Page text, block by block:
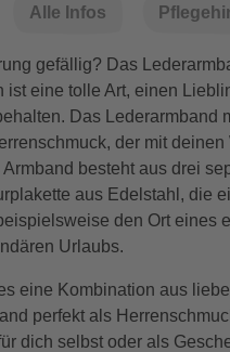
Alle Infos
gefällig? Das
ist eine tolle Art, einen
Das Lederarmband
der mit
besteht aus drei
aus Edelstahl, die
den Ort eines
Urlaubs.
eine Kombination aus
perfekt als
dich selbst oder als